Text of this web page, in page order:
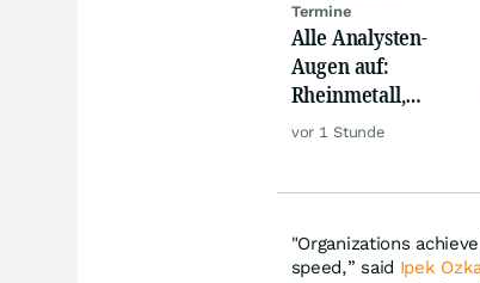
Termine
Alle Analysten-
Augen auf:
Rheinmetall,
Deutsche Telekom,
vor 1 Stunde
"Organizations
speed,” said Ipek